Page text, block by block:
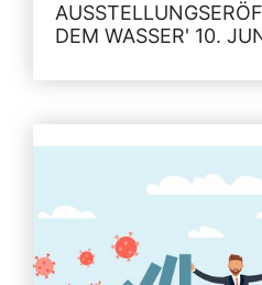
DEM WASSER' 10.